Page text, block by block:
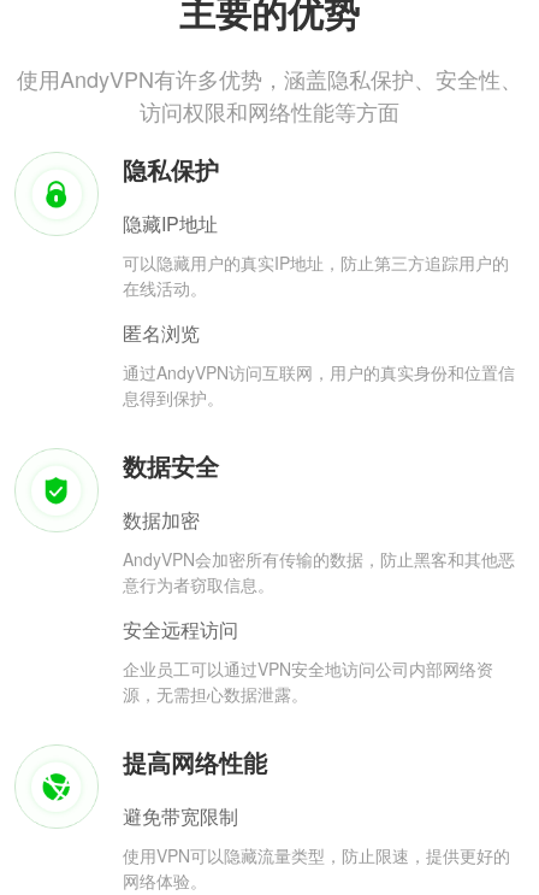
主要的优势
使用AndyVPN有许多优势，涵盖隐私保护、安全性、
访问权限和网络性能等方面
隐私保护
隐藏IP地址
可以隐藏用户的真实IP地址，防止第三方追踪用户的
在线活动。
匿名浏览
通过AndyVPN访问互联网，用户的真实身份和位置信
息得到保护。
数据安全
数据加密
AndyVPN会加密所有传输的数据，防止黑客和其他恶
意行为者窃取信息。
安全远程访问
企业员工可以通过VPN安全地访问公司内部网络资
源，无需担心数据泄露。
提高网络性能
避免带宽限制
使用VPN可以隐藏流量类型，防止限速，提供更好的
网络体验。